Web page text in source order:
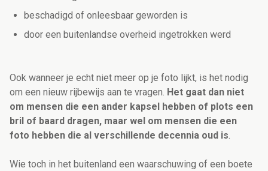
beschadigd of onleesbaar geworden is
door een buitenlandse overheid ingetrokken werd
Ook wanneer je echt niet meer op je foto lijkt, is het nodig
om een nieuw rijbewijs aan te vragen. Het gaat dan niet
om mensen die een ander kapsel hebben of plots een
bril of baard dragen, maar wel om mensen die een
foto hebben die al verschillende decennia oud is.
Wie toch in het buitenland een waarschuwing of een boete